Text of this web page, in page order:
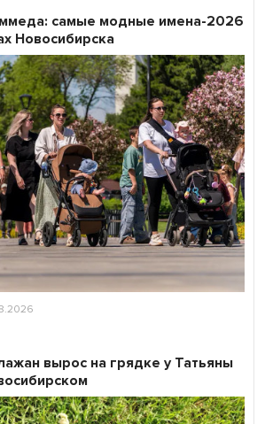
самые модные имена-2026
Новосибирска
вырос на грядке у Татьяны